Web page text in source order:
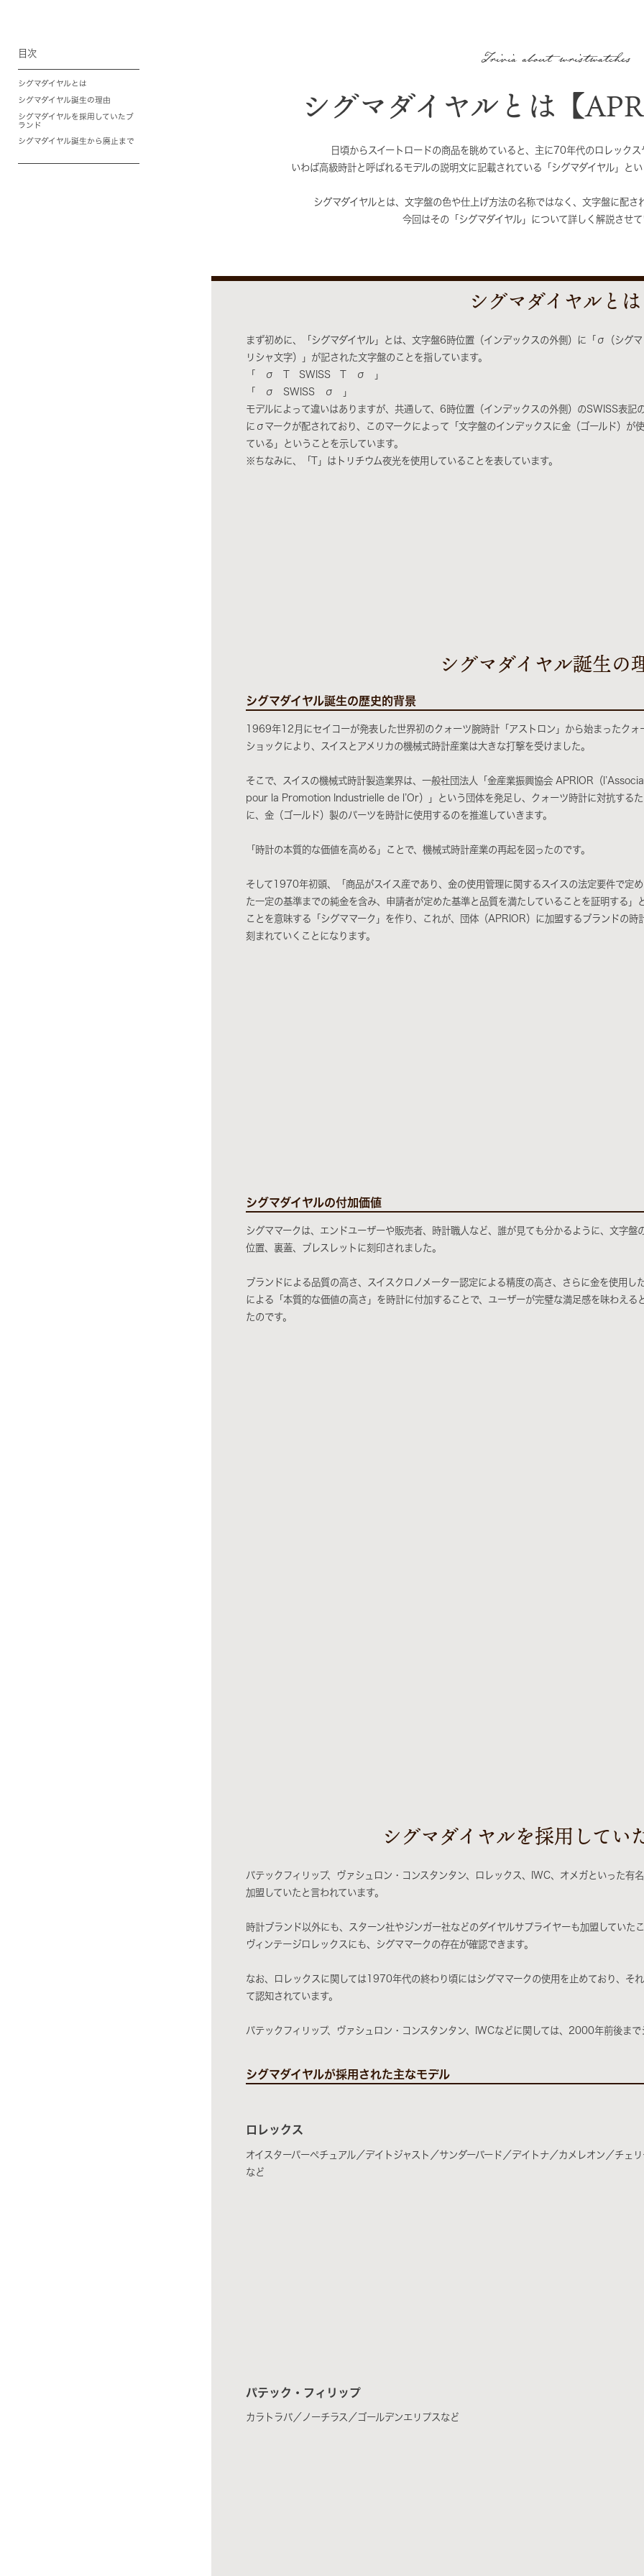
目次
シグマダイヤルとは
シグマダイヤル誕生の理由
シグマダイヤルを採用していたブ
ランド
シグマダイヤル誕生から廃止まで
Trivia about wristwatches
シグマダイヤルとは【
日頃からスイートロードの商品を眺めていると、主に70年代のロレック
いわば高級時計と呼ばれるモデルの説明文に記載されている「シグマダイヤル」と
シグマダイヤルとは、文字盤の色や仕上げ方法の名称ではなく、文字盤に配
今回はその「シグマダイヤル」について詳しく解説させ
シグマダイヤルとは
まず初めに、「シグマダイヤル」とは、文字盤6時位置（インデックスの外側）に「σ（シグ
リシャ文字）」が記された文字盤のことを指しています。
「 σ T SWISS T σ 」
「 σ SWISS σ 」
モデルによって違いはありますが、共通して、6時位置（インデックスの外側）のSWISS表記
にσマークが配されており、このマークによって「文字盤のインデックスに金（ゴールド）が
ている」ということを示しています。
※ちなみに、「T」はトリチウム夜光を使用していることを表しています。
シグマダイヤル誕生の
シグマダイヤル誕生の歴史的背景
1969年12月にセイコーが発表した世界初のクォーツ腕時計「アストロン」から始まったクォ
ショックにより、スイスとアメリカの機械式時計産業は大きな打撃を受けました。
そこで、スイスの機械式時計製造業界は、一般社団法人「金産業振興協会 APRIOR（
pour la Promotion Industrielle de l’Or）」という団体を発足し、クォーツ時計に対抗する
に、金（ゴールド）製のパーツを時計に使用するのを推進していきます。
「時計の本質的な価値を高める」ことで、機械式時計産業の再起を図ったのです。
そして1970年初頭、「商品がスイス産であり、金の使用管理に関するスイスの法定要件で定
た一定の基準までの純金を含み、申請者が定めた基準と品質を満たしていることを証明する」
ことを意味する「シグママーク」を作り、これが、団体（APRIOR）に加盟するブランドの時
刻まれていくことになります。
シグマダイヤルの付加価値
シグママークは、エンドユーザーや販売者、時計職人など、誰が見ても分かるように、文字盤
位置、裏蓋、ブレスレットに刻印されました。
ブランドによる品質の高さ、スイスクロノメーター認定による精度の高さ、さらに金を使用し
による「本質的な価値の高さ」を時計に付加することで、ユーザーが完璧な満足感を味わえる
たのです。
シグマダイヤルを採用してい
パテックフィリップ、ヴァシュロン・コンスタンタン、ロレックス、IWC、オメガといった
加盟していたと言われています。
時計ブランド以外にも、スターン社やジンガー社などのダイヤルサプライヤーも加盟してい
ヴィンテージロレックスにも、シグママークの存在が確認できます。
なお、ロレックスに関しては1970年代の終わり頃にはシグママークの使用を止めており、そ
て認知されています。
パテックフィリップ、ヴァシュロン・コンスタンタン、IWCなどに関しては、2000年前後ま
シグマダイヤルが採用された主なモデル
ロレックス
オイスターパーペチュアル／デイトジャスト／サンダーバード／デイトナ／カメレオン／チェ
など
パテック・フィリップ
カラトラバ／ノーチラス／ゴールデンエリプスなど